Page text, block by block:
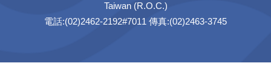
Taiwan (R.O.C.)
電話:(02)2462-2192#7011 傳真:(02)2463-3745